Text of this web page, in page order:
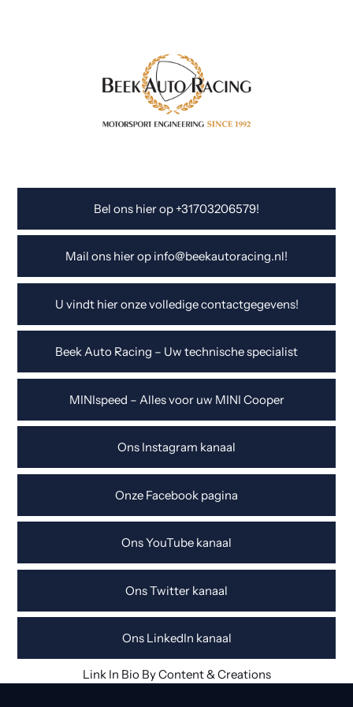
Bel ons hier op +31703206579!
Mail ons hier op info@beekautoracing.nl!
U vindt hier onze volledige contactgegevens!
Beek Auto Racing – Uw technische specialist
MINIspeed – Alles voor uw MINI Cooper
Ons Instagram kanaal
Onze Facebook pagina
Ons YouTube kanaal
Ons Twitter kanaal
Ons LinkedIn kanaal
Link In Bio By Content & Creations